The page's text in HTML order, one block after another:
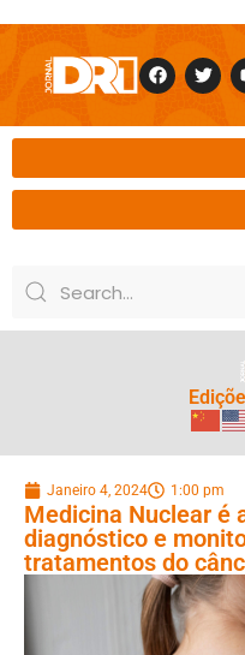
Janeiro 4, 2024 1:00 pm
Medicina Nuclear é
diagnóstico e
tratamentos do